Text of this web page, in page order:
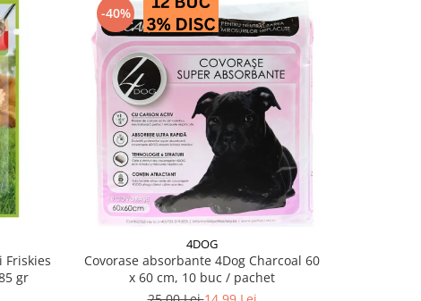
gr
-40%
4DOG
Covorase absorbante 4Dog Charcoal 60
x 60 cm, 10 buc / pachet